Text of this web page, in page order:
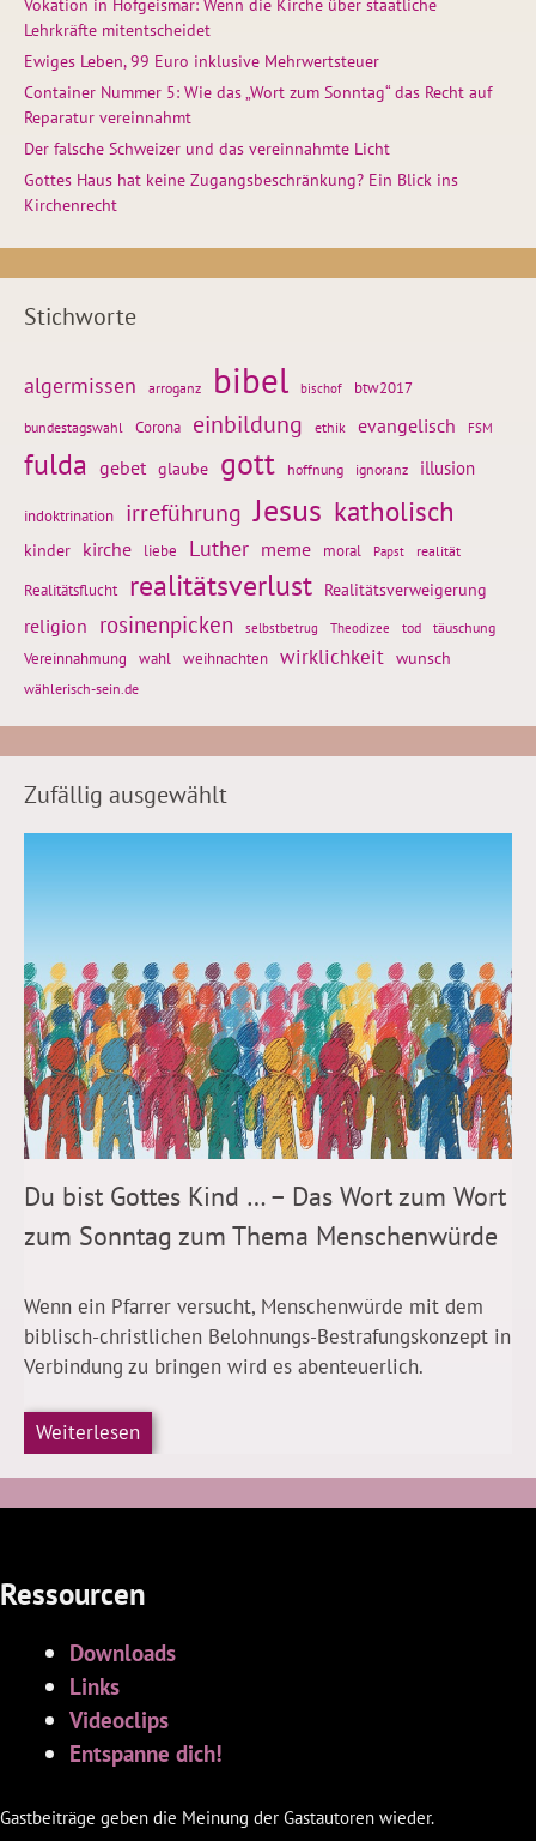
Vokation in Hofgeismar: Wenn die Kirche über staatliche
Lehrkräfte mitentscheidet
Ewiges Leben, 99 Euro inklusive Mehrwertsteuer
Container Nummer 5: Wie das „Wort zum Sonntag“ das Recht auf
Reparatur vereinnahmt
Der falsche Schweizer und das vereinnahmte Licht
Gottes Haus hat keine Zugangsbeschränkung? Ein Blick ins
Kirchenrecht
Stichworte
algermissen arroganz bibel bischof btw2017
bundestagswahl Corona einbildung ethik evangelisch FSM
fulda gebet glaube gott hoffnung ignoranz illusion
indoktrination irreführung Jesus katholisch
kinder kirche liebe Luther meme moral Papst realität
Realitätsflucht realitätsverlust Realitätsverweigerung
religion rosinenpicken selbstbetrug Theodizee tod täuschung
Vereinnahmung wahl weihnachten wirklichkeit wunsch
wählerisch-sein.de
Zufällig ausgewählt
Du bist Gottes Kind … – Das Wort zum Wort
zum Sonntag zum Thema Menschenwürde
Wenn ein Pfarrer versucht, Menschenwürde mit dem
biblisch-christlichen Belohnungs-Bestrafungskonzept in
Verbindung zu bringen wird es abenteuerlich.
Weiterlesen
Ressourcen
Downloads
Links
Videoclips
Entspanne dich!
Gastbeiträge geben die Meinung der Gastautoren wieder.